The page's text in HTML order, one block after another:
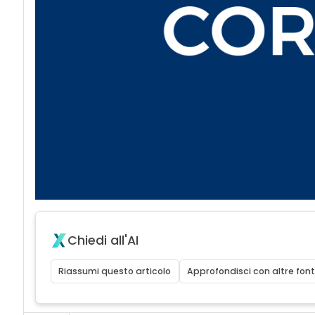
Chiedi all'AI
Riassumi questo articolo Approfondisci con altre